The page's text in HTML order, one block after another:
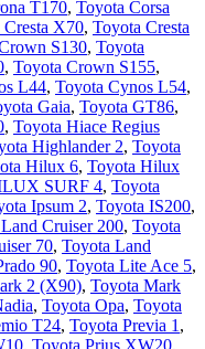
T170, Toyota Corsa
Cresta X70, Toyota Cresta
S130, Toyota
, Toyota Crown S155,
L44, Toyota Cynos L54,
Gaia, Toyota GT86,
, Toyota Hiace Regius
Highlander 2, Toyota
Hilux 6, Toyota Hilux
SURF 4, Toyota
Ipsum 2, Toyota IS200,
Cruiser 200, Toyota
70, Toyota Land
90, Toyota Lite Ace 5,
2 (Х90), Toyota Mark
, Toyota Opa, Toyota
T24, Toyota Previa 1 ,
, Toyota Prius XW20,